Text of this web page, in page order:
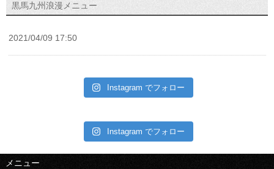
黒馬九州浪漫メニュー
2021/04/09 17:50
Instagram でフォロー
Instagram でフォロー
メニュー